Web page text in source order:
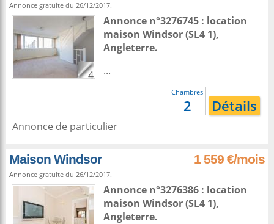
Annonce gratuite du 26/12/2017.
4
Annonce n°3276745 : location
maison Windsor(SL4 1),
Angleterre.
...
Chambres
2 Détails
Annonce de particulier
Maison Windsor 1 559 €/mois
Annonce gratuite du 26/12/2017.
Annonce n°3276386 : location
maison Windsor(SL4 1),
Angleterre.